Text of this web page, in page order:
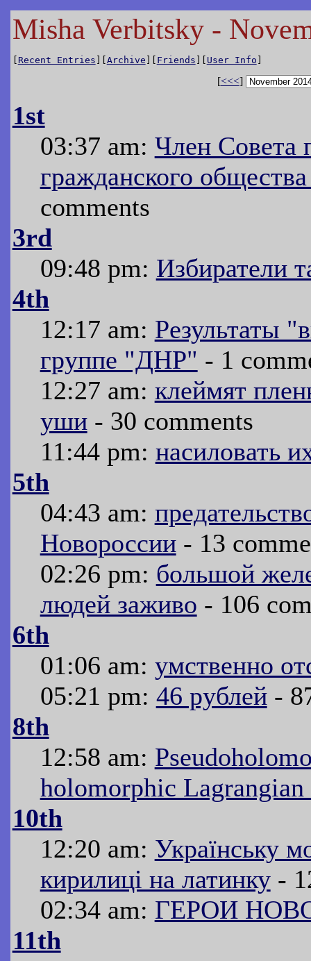
Misha Verbitsky -
[ Recent Entries ][Archive ][ Friends ][ User Info ]
[<<<]
1st
03:37 am: Член Совета
гражданского
comments
3rd
09:48 pm: Избиратели
4th
12:17 am: Результаты
группе "ДНР" - 1
12:27 am: клеймят
уши- 30 comments
11:44 pm: насиловать
5th
04:43 am:
Новороссии- 13
02:26 pm: большой
людей заживо - 106
6th
01:06 am: умственно
05:21 pm: 46 рублей-
8th
12:58 am:
holomorphic Lagrangian
10th
12:20 am: Українську
кирилиці на латинку-
02:34 am: ГЕРОИ
11th